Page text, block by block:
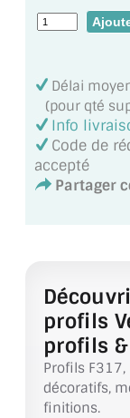
VERRE
PAROI DE
VERRE
DALLE DE
PORTE EN
GARDE
Délai
(pour qté
Info
Code de
accepté
Partager
profils
profils
Profils
décoratifs,
finitions.